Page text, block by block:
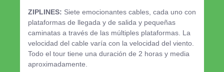
ZIPLINES: Siete emocionantes cables, cada uno con
plataformas de llegada y de salida y pequeñas
caminatas a través de las múltiples plataformas. La
velocidad del cable varía con la velocidad del viento.
Todo el tour tiene una duración de 2 horas y media
aproximadamente.